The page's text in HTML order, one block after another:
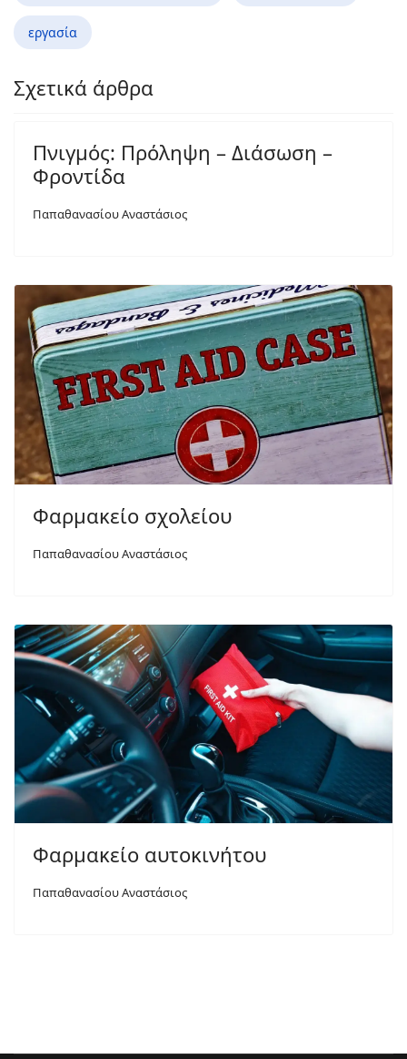
εργασία
Σχετικά άρθρα
Πνιγμός: Πρόληψη – Διάσωση –
Φροντίδα
Παπαθανασίου Αναστάσιος
Φαρμακείο σχολείου
Παπαθανασίου Αναστάσιος
Φαρμακείο αυτοκινήτου
Παπαθανασίου Αναστάσιος